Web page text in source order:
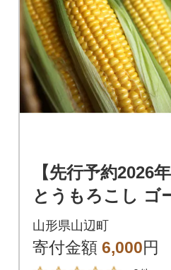
【先行予約2026年
とうもろこし ゴ
ドラッシュ
本)【朝獲れを産地
送】
山形県山辺町
寄付金額 6,000円